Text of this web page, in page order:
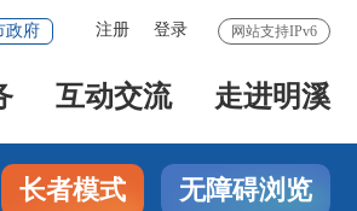
网站支持IPv6
注册 登录
政府
互动交流 走进明溪
长者模式 无障碍浏览